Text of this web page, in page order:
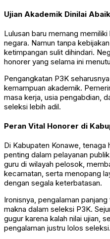
Ujian Akademik Dinilai
Lulusan baru memang
negara. Namun tanpa
ketimpangan sulit dihindari.
honorer yang selama ini
Pengangkatan P3K
kemampuan akademik.
masa kerja, usia pengabdian,
seleksi lebih adil.
Peran Vital Honorer di
Di Kabupaten Konawe,
penting dalam pelayanan
guru di wilayah pelosok,
kecamatan, serta menopang
dengan segala keterbatasan.
Ironisnya, pengalaman
makna dalam seleksi P3K.
gugur karena kalah nilai ujian,
pengalaman justru lolos seleksi.